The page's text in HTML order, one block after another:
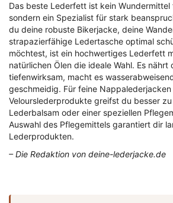
Das beste Lederfett ist kein Wundermittel
sondern ein Spezialist für stark
du deine robuste Bikerjacke, deine
strapazierfähige Ledertasche optimal
möchtest, ist ein hochwertiges Lederfett
natürlichen Ölen die ideale Wahl. Es nährt
tiefenwirksam, macht es
geschmeidig. Für feine
Velourslederprodukte greifst du besser
Lederbalsam oder einer speziellen
Auswahl des Pflegemittels garantiert dir
Lederprodukten.
– Die Redaktion von deine-lederjacke.de